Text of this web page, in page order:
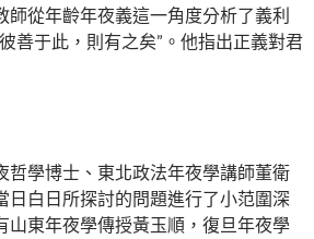
師從年齡年夜義這一角度分析了義利
善于此，則有之矣”。他指出正義對君
哲學博士、東北政法年夜學講師董衛
日白日所探討的問題進行了小范圍深
山東年夜學傳授黃玉順，復旦年夜學